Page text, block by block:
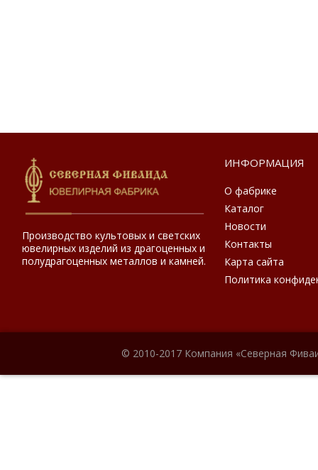
Производство культовых и светских
ювелирных изделий из драгоценных и
полудрагоценных металлов и камней.
ИНФОРМАЦИЯ
О фабрике
Каталог
Новости
Контакты
Карта сайта
Политика
© 2010-2017 Компания «Северная